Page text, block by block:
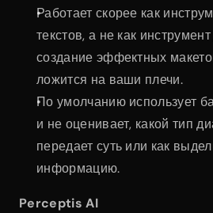
Работает скорее как
текстов, а не как
создание эффектных
ложится на ваши плечи.
По умолчанию использует
и не оценивает, какой тип
передает суть или как
информацию.
Perceptis AI